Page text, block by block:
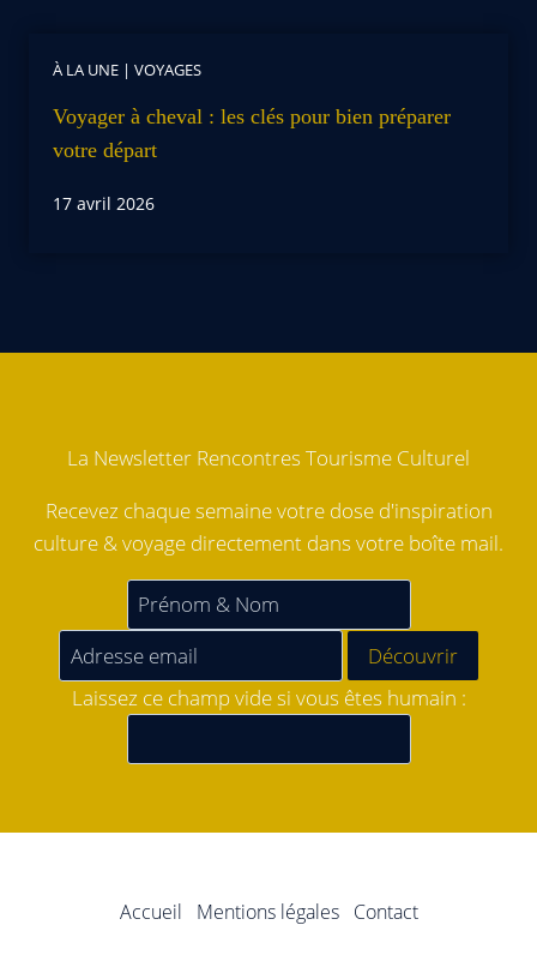
À LA UNE | VOYAGES
Voyager à cheval : les clés pour bien préparer
votre départ
17 avril 2026
La Newsletter Rencontres Tourisme Culturel
Recevez chaque semaine votre dose d'inspiration
culture & voyage directement dans votre boîte mail.
Laissez ce champ vide si vous êtes humain :
Accueil Mentions légales Contact